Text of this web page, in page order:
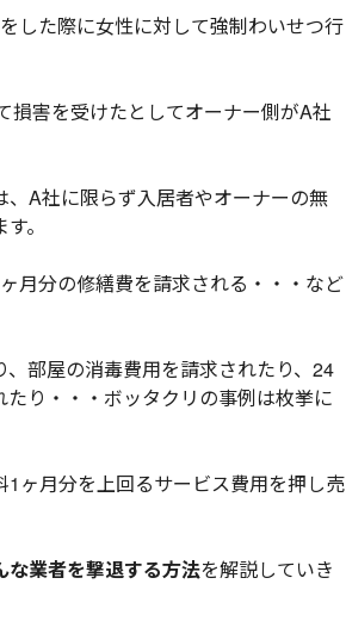
した際に女性に対して強制わいせつ行
損害を受けたとしてオーナー側がA社
A社に限らず入居者やオーナーの無
。
月分の修繕費を請求される・・・など
部屋の消毒費用を請求されたり、24
り・・・ボッタクリの事例は枚挙に
ヶ月分を上回るサービス費用を押し売
な業者を撃退する方法を解説していき